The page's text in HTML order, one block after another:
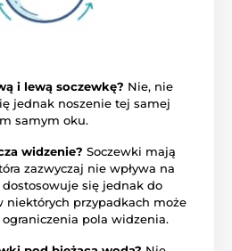
i lewą soczewkę? Nie, nie
jednak noszenie tej samej
samym oku.
widzenie? Soczewki mają
zazwyczaj nie wpływa na
się jednak do
niektórych przypadkach może
pola widzenia.